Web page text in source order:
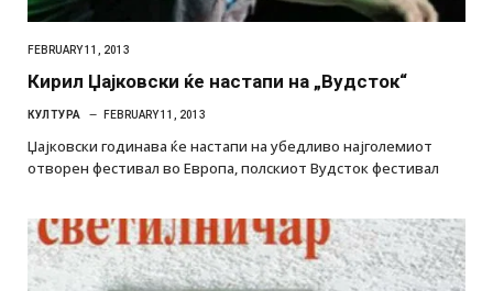
FEBRUARY 11, 2013
Кирил Џајковски ќе настапи на „Вудсток“
КУЛТУРА FEBRUARY 11, 2013
Џајковски годинава ќе настапи на убедливо најголемиот
отворен фестивал во Европа, полскиот Вудсток фестивал